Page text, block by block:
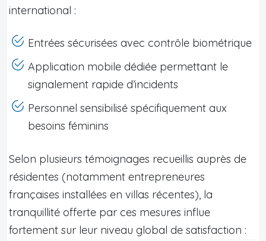
international :
Entrées sécurisées avec contrôle biométrique
Application mobile dédiée permettant le
signalement rapide d’incidents
Personnel sensibilisé spécifiquement aux
besoins féminins
Selon plusieurs témoignages recueillis auprès de
résidentes (notamment entrepreneures
françaises installées en villas récentes), la
tranquillité offerte par ces mesures influe
fortement sur leur niveau global de satisfaction :